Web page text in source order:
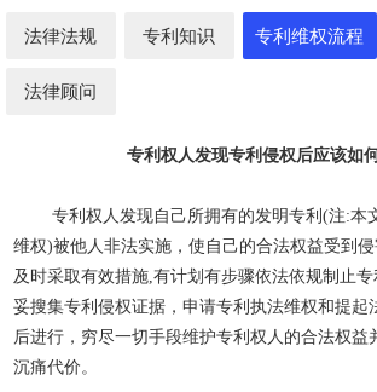
法律法规 专利知识 专利维权流程
法律顾问
专利权人发现专利侵权后应该如
专利权人发现自己所拥有的发明专利(注:本
维权)被他人非法实施，使自己的合法权益受到侵
及时采取有效措施,有计划有步骤依法依规制止
妥搜集专利侵权证据，申请专利执法维权和提起
后进行，穷尽一切手段维护专利权人的合法权益
沉痛代价。